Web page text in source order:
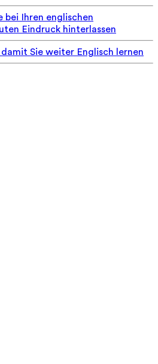
bei Ihren englischen
Eindruck hinterlassen
Sie weiter Englisch lernen